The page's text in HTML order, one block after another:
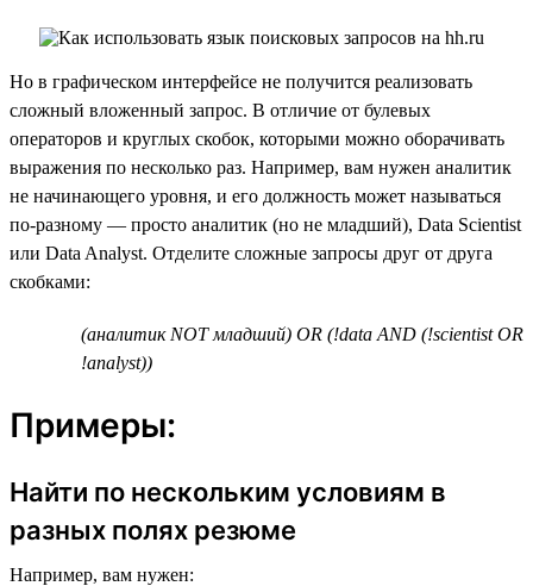
Но в графическом интерфейсе не получится реализовать
сложный вложенный запрос. В отличие от булевых
операторов и круглых скобок, которыми можно оборачивать
выражения по несколько раз. Например, вам нужен аналитик
не начинающего уровня, и его должность может называться
по-разному — просто аналитик (но не младший), Data Scientist
или Data Analyst. Отделите сложные запросы друг от друга
скобками:
(аналитик NOT младший) OR (!data AND (!scientist OR
!analyst))
Примеры:
Найти по нескольким условиям в
разных полях резюме
Например, вам нужен: